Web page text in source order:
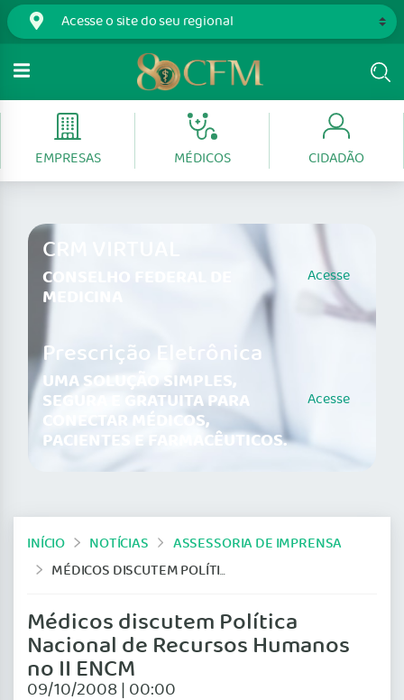
EMPRESAS MÉDICOS CIDADÃO
CRM VIRTUAL
CONSELHO FEDERAL DE
MEDICINA
Acesse
Prescrição Eletrônica
UMA SOLUÇÃO SIMPLES,
SEGURA E GRATUITA PARA
CONECTAR MÉDICOS,
PACIENTES E FARMACÊUTICOS.
Acesse
INÍCIO NOTÍCIAS
ASSESSORIA DE IMPRENSA
MÉDICOS DISCUTEM POLÍTICA NACIONAL DE RECURSOS HUMANOS NO II ENCM
Médicos discutem Política
Nacional de Recursos Humanos
no II ENCM
09/10/2008 | 00:00